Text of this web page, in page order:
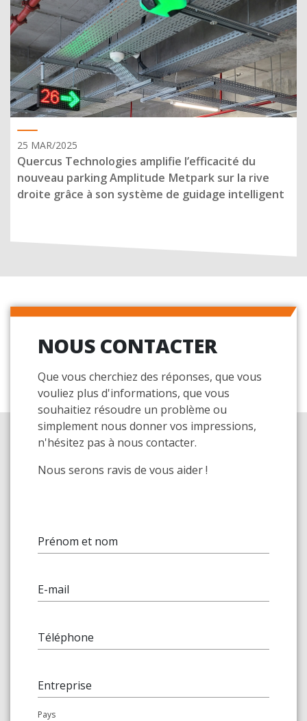
25 MAR/2025
Quercus Technologies amplifie l’efficacité du
nouveau parking Amplitude Metpark sur la rive
droite grâce à son système de guidage intelligent
NOUS CONTACTER
Que vous cherchiez des réponses, que vous
vouliez plus d'informations, que vous
souhaitiez résoudre un problème ou
simplement nous donner vos impressions,
n'hésitez pas à nous contacter.
Nous serons ravis de vous aider !
Prénom et nom
E-mail
Téléphone
Entreprise
Pays